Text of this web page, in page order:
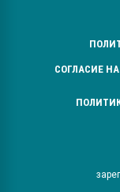
СОГЛАСИЕ